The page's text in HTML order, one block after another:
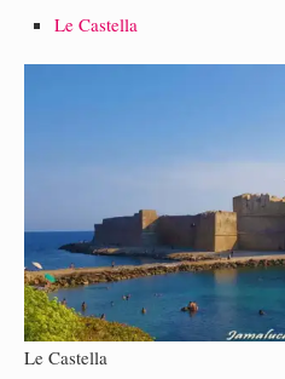
Le Castella
Le Castella